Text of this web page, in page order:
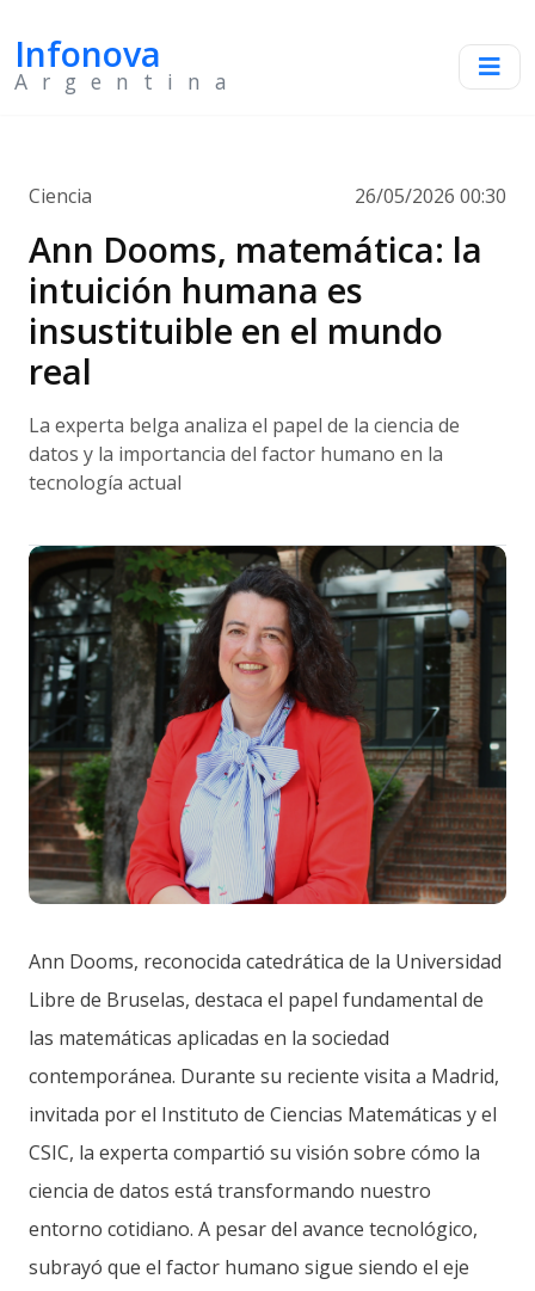
Infonova
Argentina
Ciencia 26/05/2026 00:30
Ann Dooms, matemática: la
intuición humana es
insustituible en el mundo
real
La experta belga analiza el papel de la ciencia de
datos y la importancia del factor humano en la
tecnología actual
Ann Dooms, reconocida catedrática de la Universidad
Libre de Bruselas, destaca el papel fundamental de
las matemáticas aplicadas en la sociedad
contemporánea. Durante su reciente visita a Madrid,
invitada por el Instituto de Ciencias Matemáticas y el
CSIC, la experta compartió su visión sobre cómo la
ciencia de datos está transformando nuestro
entorno cotidiano. A pesar del avance tecnológico,
subrayó que el factor humano sigue siendo el eje